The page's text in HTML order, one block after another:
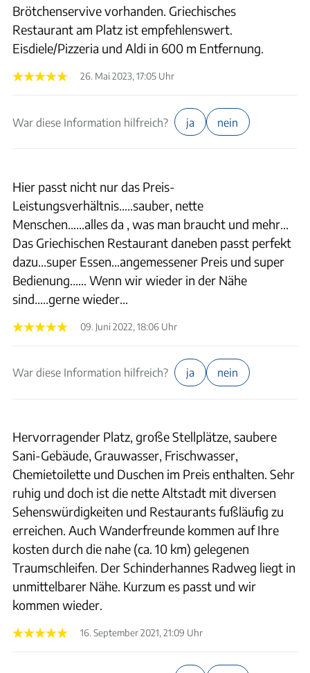
Brötchenservive vorhanden. Griechisches
Restaurant am Platz ist empfehlenswert.
Eisdiele/Pizzeria und Aldi in 600 m Entfernung.
26. Mai 2023, 17:05 Uhr
War diese Information hilfreich? ja nein
Hier passt nicht nur das Preis-
Leistungsverhältnis.....sauber, nette
Menschen......alles da , was man braucht und mehr...
Das Griechischen Restaurant daneben passt perfekt
dazu...super Essen...angemessener Preis und super
Bedienung...... Wenn wir wieder in der Nähe
sind.....gerne wieder...
09. Juni 2022, 18:06 Uhr
War diese Information hilfreich? ja nein
Hervorragender Platz, große Stellplätze, saubere
Sani-Gebäude, Grauwasser, Frischwasser,
Chemietoilette und Duschen im Preis enthalten. Sehr
ruhig und doch ist die nette Altstadt mit diversen
Sehenswürdigkeiten und Restaurants fußläufig zu
erreichen. Auch Wanderfreunde kommen auf Ihre
kosten durch die nahe (ca. 10 km) gelegenen
Traumschleifen. Der Schinderhannes Radweg liegt in
unmittelbarer Nähe. Kurzum es passt und wir
kommen wieder.
16. September 2021, 21:09 Uhr